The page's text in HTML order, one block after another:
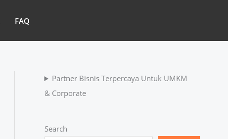
FAQ
Partner Bisnis Terpercaya Untuk UMKM
& Corporate
Search